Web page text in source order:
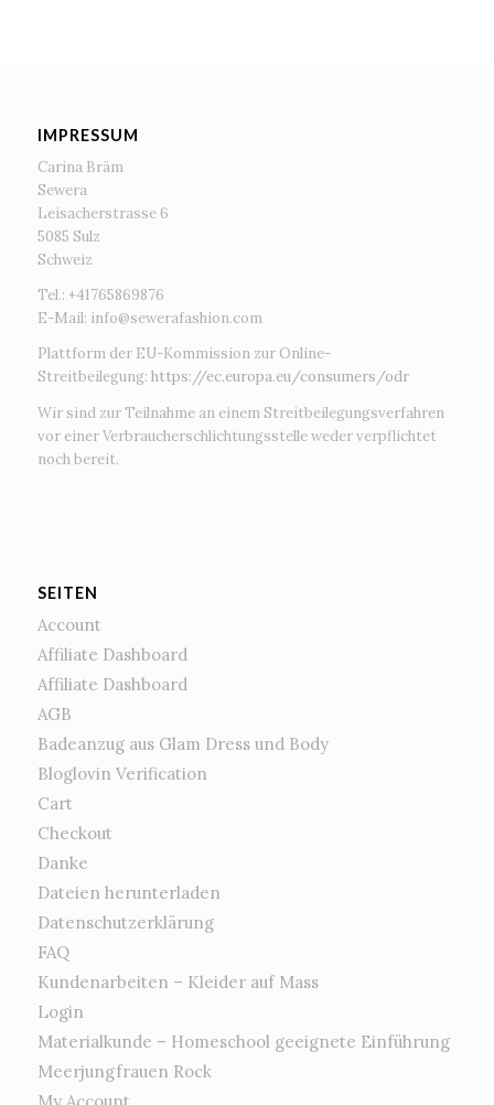
IMPRESSUM
Carina Bräm
Sewera
Leisacherstrasse 6
5085 Sulz
Schweiz
Tel.: +41765869876
E-Mail: info@sewerafashion.com
Plattform der EU-Kommission zur Online-
Streitbeilegung: https://ec.europa.eu/consumers/odr
Wir sind zur Teilnahme an einem Streitbeilegungsverfahren
vor einer Verbraucherschlichtungsstelle weder verpflichtet
noch bereit.
SEITEN
Account
Affiliate Dashboard
Affiliate Dashboard
AGB
Badeanzug aus Glam Dress und Body
Bloglovin Verification
Cart
Checkout
Danke
Dateien herunterladen
Datenschutzerklärung
FAQ
Kundenarbeiten – Kleider auf Mass
Login
Materialkunde – Homeschool geeignete Einführung
Meerjungfrauen Rock